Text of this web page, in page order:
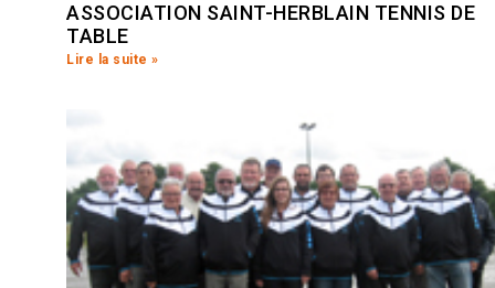
ASSOCIATION SAINT-HERBLAIN TENNIS DE
TABLE
Lire la suite »